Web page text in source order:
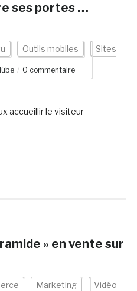
ses portes …
Outils mobiles Sites
0 commentaire
accueillir le visiteur
» en vente sur
Marketing Vidéo